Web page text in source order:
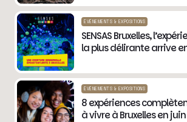
ÉVÉNEMENTS & EXPOSITIONS
SENSAS Bruxelles,
la plus délirante arrive
ÉVÉNEMENTS & EXPOSITIONS
8 expériences
à vivre à Bruxelles en